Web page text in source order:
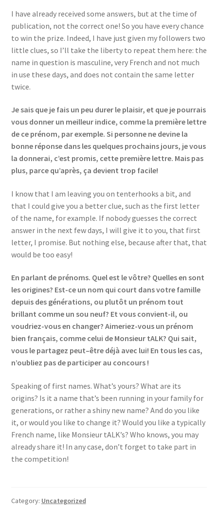
I have already received some answers, but at the time of
publication, not the correct one! So you have every chance
to win the prize. Indeed, I have just given my followers two
little clues, so I’ll take the liberty to repeat them here: the
name in question is masculine, very French and not much
in use these days, and does not contain the same letter
twice.
Je sais que je fais un peu durer le plaisir, et que je pourrais
vous donner un meilleur indice, comme la première lettre
de ce prénom, par exemple. Si personne ne devine la
bonne réponse dans les quelques prochains jours, je vous
la donnerai, c’est promis, cette première lettre. Mais pas
plus, parce qu’après, ça devient trop facile!
I know that I am leaving you on tenterhooks a bit, and
that I could give you a better clue, such as the first letter
of the name, for example. If nobody guesses the correct
answer in the next few days, I will give it to you, that first
letter, I promise. But nothing else, because after that, that
would be too easy!
En parlant de prénoms. Quel est le vôtre? Quelles en sont
les origines? Est-ce un nom qui court dans votre famille
depuis des générations, ou plutôt un prénom tout
brillant comme un sou neuf? Et vous convient-il, ou
voudriez-vous en changer? Aimeriez-vous un prénom
bien français, comme celui de Monsieur tALK? Qui sait,
vous le partagez peut–être déjà avec lui! En tous les cas,
n’oubliez pas de participer au concours !
Speaking of first names. What’s yours? What are its
origins? Is it a name that’s been running in your family for
generations, or rather a shiny new name? And do you like
it, or would you like to change it? Would you like a typically
French name, like Monsieur tALK’s? Who knows, you may
already share it! In any case, don’t forget to take part in
the competition!
Category: Uncategorized